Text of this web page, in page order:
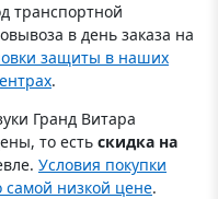
транспортной
в день заказа на
защиты в наших
.
Гранд Витара
то есть скидка на
Условия покупки
низкой цене.